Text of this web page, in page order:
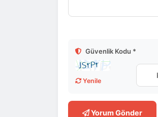
Güvenlik Kodu *
Yenile
Yorum Gönder